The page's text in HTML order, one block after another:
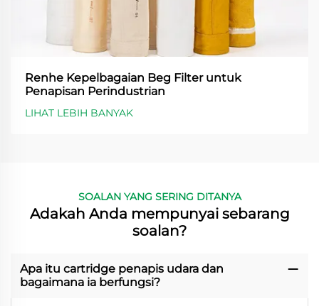
Renhe Kepelbagaian Beg Filter untuk
Penapisan Perindustrian
LIHAT LEBIH BANYAK
SOALAN YANG SERING DITANYA
Adakah Anda mempunyai sebarang
soalan?
Apa itu cartridge penapis udara dan
bagaimana ia berfungsi?